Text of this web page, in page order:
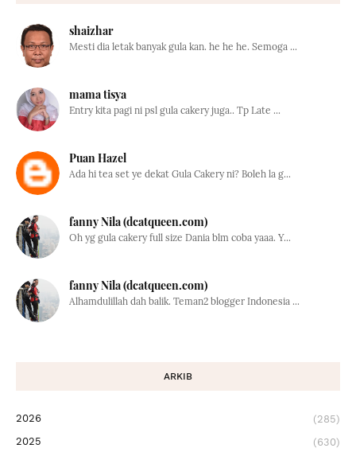
shaizhar
Mesti dia letak banyak gula kan. he he he. Semoga ...
mama tisya
Entry kita pagi ni psl gula cakery juga.. Tp Late ...
Puan Hazel
Ada hi tea set ye dekat Gula Cakery ni? Boleh la g...
fanny Nila (dcatqueen.com)
Oh yg gula cakery full size Dania blm coba yaaa. Y...
fanny Nila (dcatqueen.com)
Alhamdulillah dah balik. Teman2 blogger Indonesia ...
ARKIB
2026
(285)
2025
(630)